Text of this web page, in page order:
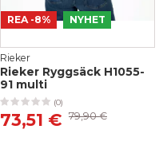
REA -8% NYHET
Rieker
Rieker Ryggsäck H1055-
91 multi
(0)
73,51 € 79,90 €